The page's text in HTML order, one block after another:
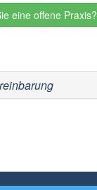
eine offene Praxis?